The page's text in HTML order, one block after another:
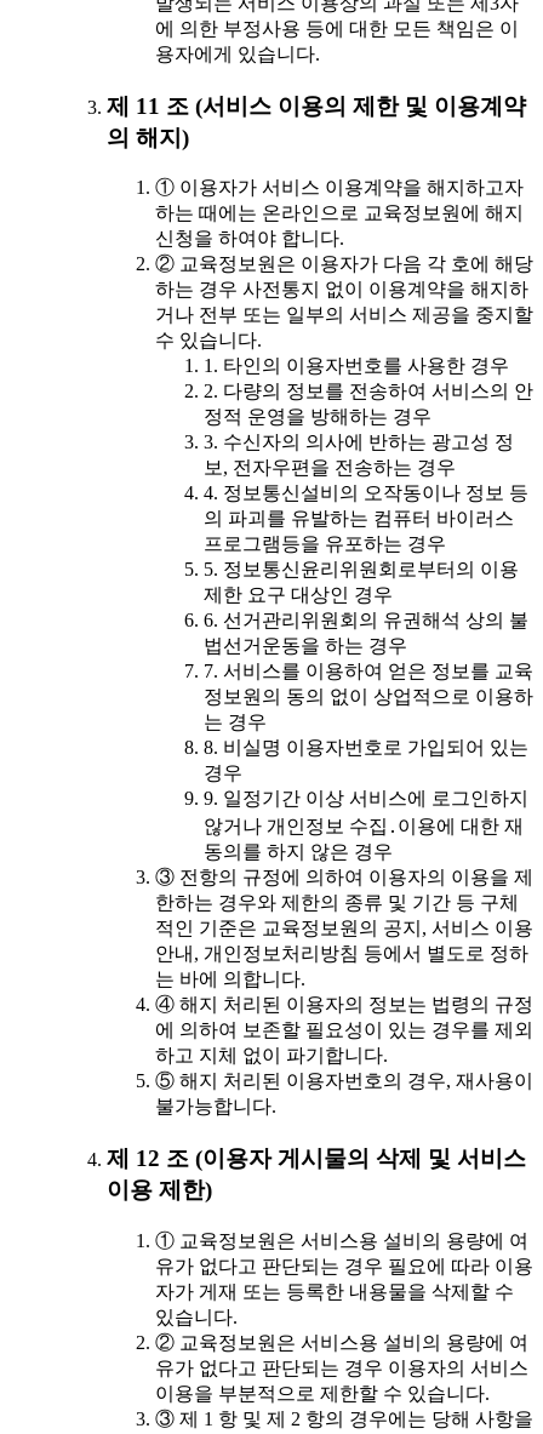
에 의한 부정사용 등에 대한 모든 책임은 이
용자에게 있습니다.
제 11 조 (서비스 이용의 제한 및 이용계약
의 해지)
① 이용자가 서비스 이용계약을 해지하고자
하는 때에는 온라인으로 교육정보원에 해지
신청을 하여야 합니다.
② 교육정보원은 이용자가 다음 각 호에 해당
하는 경우 사전통지 없이 이용계약을 해지하
거나 전부 또는 일부의 서비스 제공을 중지할
수 있습니다.
1. 타인의 이용자번호를 사용한 경우
2. 다량의 정보를 전송하여 서비스의 안
정적 운영을 방해하는 경우
3. 수신자의 의사에 반하는 광고성 정
보, 전자우편을 전송하는 경우
4. 정보통신설비의 오작동이나 정보 등
의 파괴를 유발하는 컴퓨터 바이러스
프로그램등을 유포하는 경우
5. 정보통신윤리위원회로부터의 이용
제한 요구 대상인 경우
6. 선거관리위원회의 유권해석 상의 불
법선거운동을 하는 경우
7. 서비스를 이용하여 얻은 정보를 교육
정보원의 동의 없이 상업적으로 이용하
는 경우
8. 비실명 이용자번호로 가입되어 있는
경우
9. 일정기간 이상 서비스에 로그인하지
않거나 개인정보 수집․이용에 대한 재
동의를 하지 않은 경우
③ 전항의 규정에 의하여 이용자의 이용을 제
한하는 경우와 제한의 종류 및 기간 등 구체
적인 기준은 교육정보원의 공지, 서비스 이용
안내, 개인정보처리방침 등에서 별도로 정하
는 바에 의합니다.
④ 해지 처리된 이용자의 정보는 법령의 규정
에 의하여 보존할 필요성이 있는 경우를 제외
하고 지체 없이 파기합니다.
⑤ 해지 처리된 이용자번호의 경우, 재사용이
불가능합니다.
제 12 조 (이용자 게시물의 삭제 및 서비스
이용 제한)
① 교육정보원은 서비스용 설비의 용량에 여
유가 없다고 판단되는 경우 필요에 따라 이용
자가 게재 또는 등록한 내용물을 삭제할 수
있습니다.
② 교육정보원은 서비스용 설비의 용량에 여
유가 없다고 판단되는 경우 이용자의 서비스
이용을 부분적으로 제한할 수 있습니다.
③ 제 1 항 및 제 2 항의 경우에는 당해 사항을